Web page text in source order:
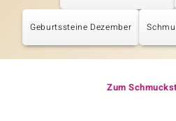
Geburtssteine Dezember
Zum